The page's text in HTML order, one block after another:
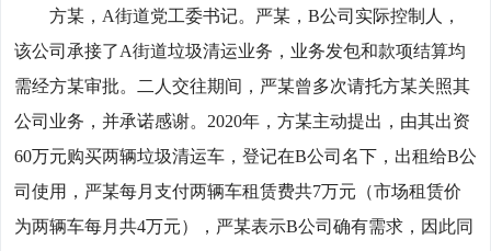
方某，A街道党工委书记。严某，B公司实际控制人，
该公司承接了A街道垃圾清运业务，业务发包和款项结算均
需经方某审批。二人交往期间，严某曾多次请托方某关照其
公司业务，并承诺感谢。2020年，方某主动提出，由其出资
60万元购买两辆垃圾清运车，登记在B公司名下，出租给B公
司使用，严某每月支付两辆车租赁费共7万元（市场租赁价
为两辆车每月共4万元），严某表示B公司确有需求，因此同